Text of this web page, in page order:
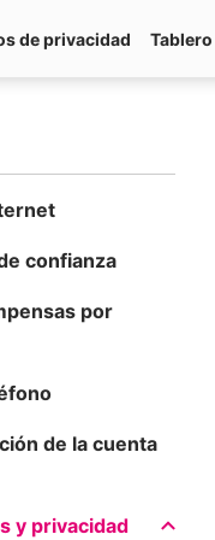
de privacidad
confianza
por
de la cuenta
y privacidad